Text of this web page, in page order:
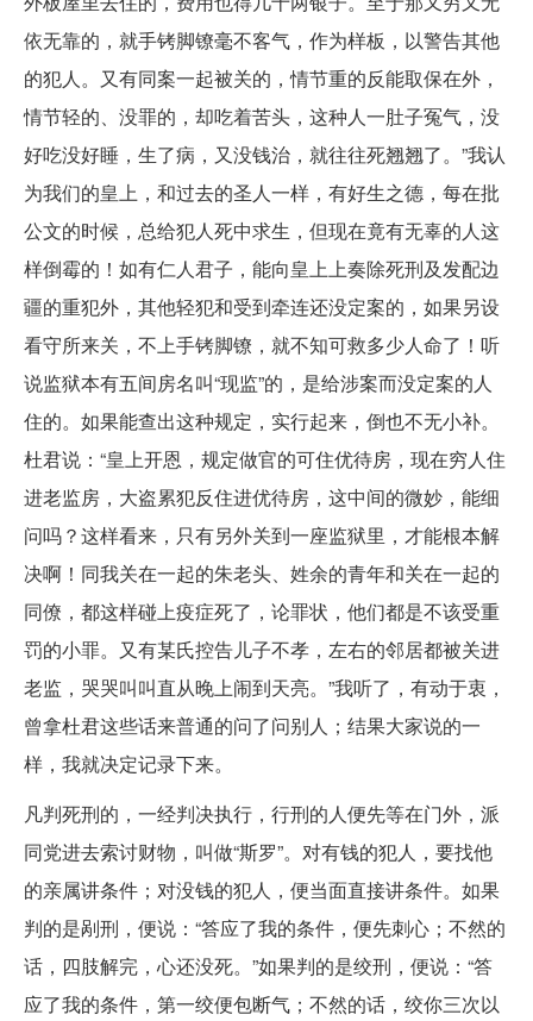
依无靠的，就手铐脚镣毫不客气，作为样板，以警告其他
的犯人。又有同案一起被关的，情节重的反能取保在外，
情节轻的、没罪的，却吃着苦头，这种人一肚子冤气，没
好吃没好睡，生了病，又没钱治，就往往死翘翘了。”我认
为我们的皇上，和过去的圣人一样，有好生之德，每在批
公文的时候，总给犯人死中求生，但现在竟有无辜的人这
样倒霉的！如有仁人君子，能向皇上上奏除死刑及发配边
疆的重犯外，其他轻犯和受到牵连还没定案的，如果另设
看守所来关，不上手铐脚镣，就不知可救多少人命了！听
说监狱本有五间房名叫“现监”的，是给涉案而没定案的人
住的。如果能查出这种规定，实行起来，倒也不无小补。
杜君说：“皇上开恩，规定做官的可住优待房，现在穷人住
进老监房，大盗累犯反住进优待房，这中间的微妙，能细
问吗？这样看来，只有另外关到一座监狱里，才能根本解
决啊！同我关在一起的朱老头、姓余的青年和关在一起的
同僚，都这样碰上疫症死了，论罪状，他们都是不该受重
罚的小罪。又有某氏控告儿子不孝，左右的邻居都被关进
老监，哭哭叫叫直从晚上闹到天亮。”我听了，有动于衷，
曾拿杜君这些话来普通的问了问别人；结果大家说的一
样，我就决定记录下来。
凡判死刑的，一经判决执行，行刑的人便先等在门外，派
同党进去索讨财物，叫做“斯罗”。对有钱的犯人，要找他
的亲属讲条件；对没钱的犯人，便当面直接讲条件。如果
判的是剐刑，便说：“答应了我的条件，便先刺心；不然的
话，四肢解完，心还没死。”如果判的是绞刑，便说：“答
应了我的条件，第一绞便包断气；不然的话，绞你三次以